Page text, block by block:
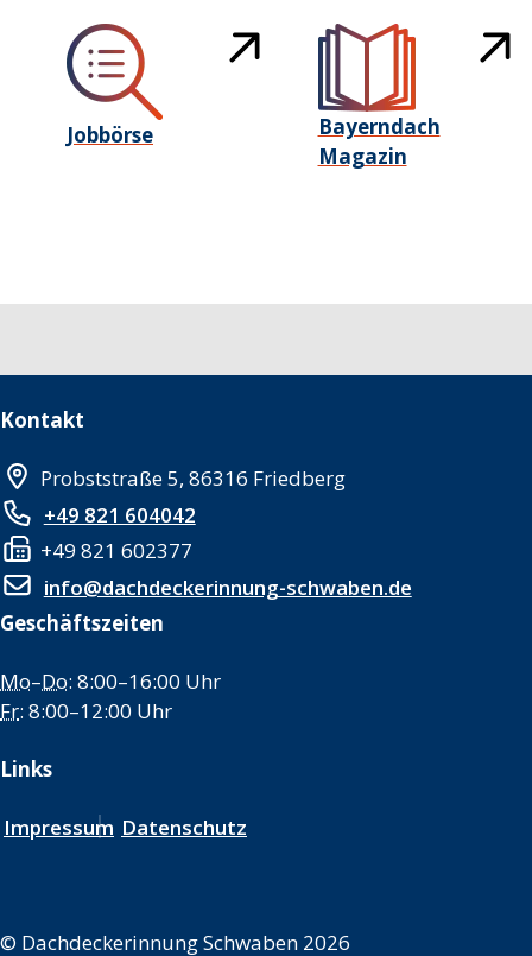
Jobbörse
Bayerndach
Magazin
Kontakt
Probststraße 5, 86316 Friedberg
+49 821 604042
+49 821 602377
info@dachdeckerinnung-schwaben.de
Geschäftszeiten
Mo–Do: 8:00–16:00 Uhr
Fr: 8:00–12:00 Uhr
Links
Impressum Datenschutz
© Dachdeckerinnung Schwaben 2026